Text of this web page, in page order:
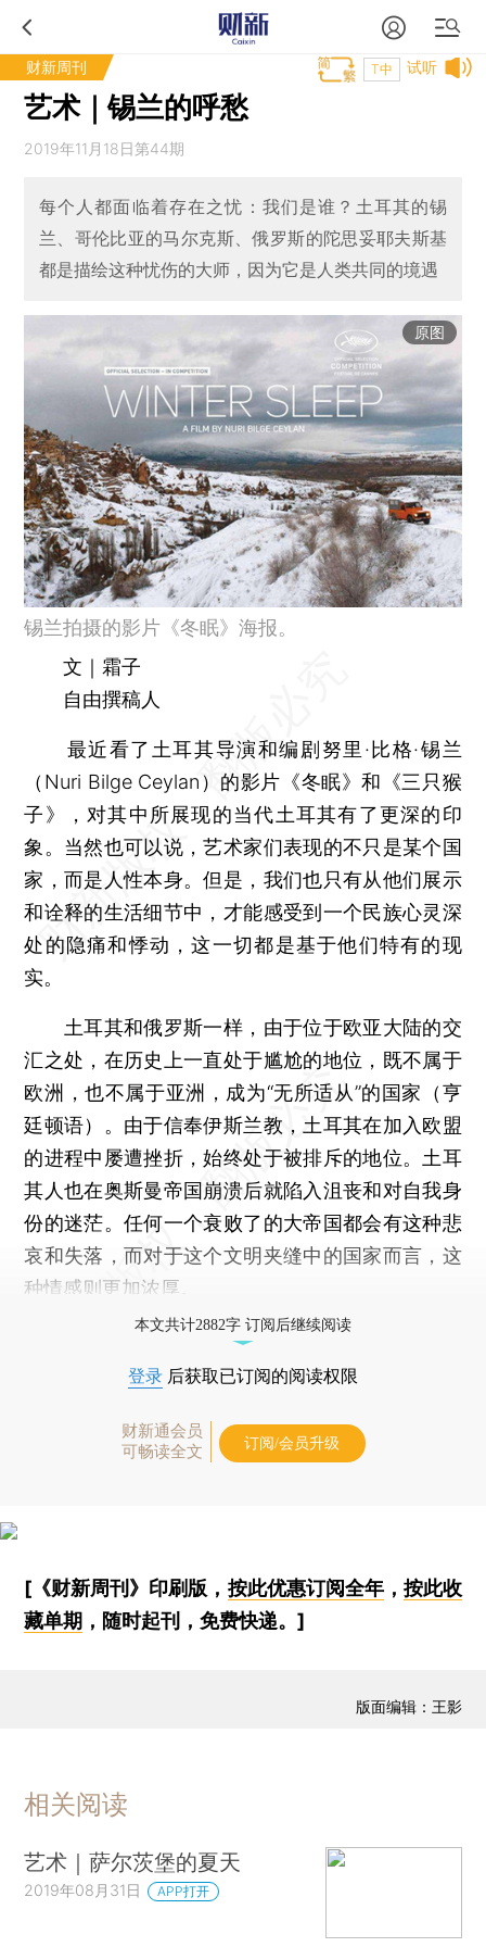
财新周刊 试听
T中
艺术｜锡兰的呼愁
2019年11月18日第44期
每个人都面临着存在之忧：我们是谁？土耳其的锡
兰、哥伦比亚的马尔克斯、俄罗斯的陀思妥耶夫斯基
都是描绘这种忧伤的大师，因为它是人类共同的境遇
原图
锡兰拍摄的影片《冬眠》海报。
文｜霜子
自由撰稿人
最近看了土耳其导演和编剧努里·比格·锡兰
（Nuri Bilge Ceylan）的影片《冬眠》和《三只猴
子》，对其中所展现的当代土耳其有了更深的印
象。当然也可以说，艺术家们表现的不只是某个国
家，而是人性本身。但是，我们也只有从他们展示
和诠释的生活细节中，才能感受到一个民族心灵深
处的隐痛和悸动，这一切都是基于他们特有的现
实。
土耳其和俄罗斯一样，由于位于欧亚大陆的交
汇之处，在历史上一直处于尴尬的地位，既不属于
欧洲，也不属于亚洲，成为“无所适从”的国家（亨
廷顿语）。由于信奉伊斯兰教，土耳其在加入欧盟
的进程中屡遭挫折，始终处于被排斥的地位。土耳
其人也在奥斯曼帝国崩溃后就陷入沮丧和对自我身
份的迷茫。任何一个衰败了的大帝国都会有这种悲
哀和失落，而对于这个文明夹缝中的国家而言，这
种情感则更加浓厚。
本文共计2882字 订阅后继续阅读
登录 后获取已订阅的阅读权限
财新通会员
可畅读全文
订阅/会员升级
[《财新周刊》印刷版， 按此优惠订阅全年， 按此收
藏单期 ，随时起刊，免费快递。]
版面编辑：王影
相关阅读
艺术｜萨尔茨堡的夏天
2019年08月31日 APP打开